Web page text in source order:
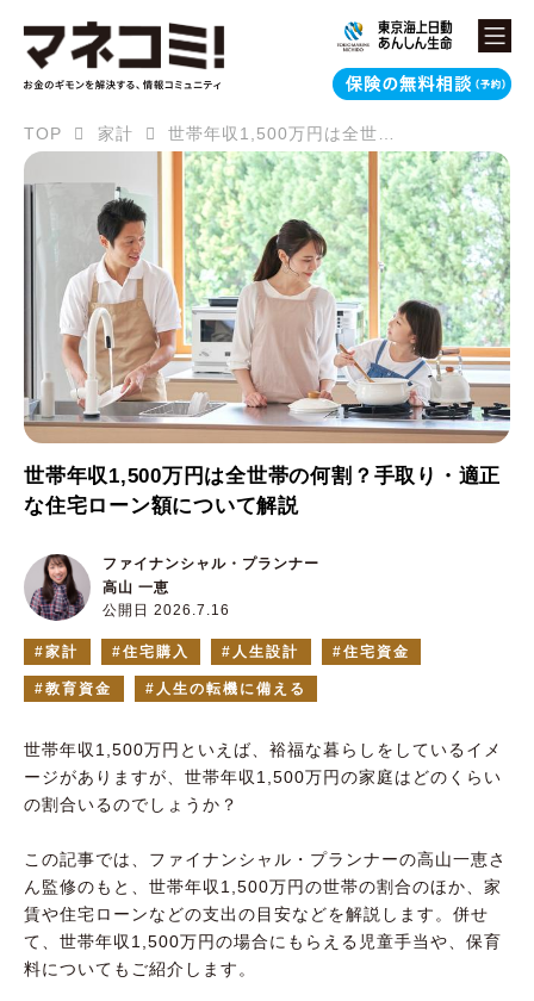
TOP 家計 世帯年収1,500万円は全世帯の何割？手取り・適正な住宅ローン額について解説
世帯年収1,500万円は全世帯の何割？手取り・適正
な住宅ローン額について解説
公開日 2026.7.16
ファイナンシャル・プランナー
高山 一恵
家計 住宅購入 人生設計 住宅資金
教育資金 人生の転機に備える
世帯年収1,500万円といえば、裕福な暮らしをしているイメ
ージがありますが、世帯年収1,500万円の家庭はどのくらい
の割合いるのでしょうか？
この記事では、ファイナンシャル・プランナーの高山一恵さ
ん監修のもと、世帯年収1,500万円の世帯の割合のほか、家
賃や住宅ローンなどの支出の目安などを解説します。併せ
て、世帯年収1,500万円の場合にもらえる児童手当や、保育
料についてもご紹介します。